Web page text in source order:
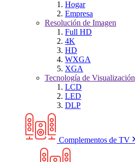
Hogar
Empresa
Resolución de Imagen
Full HD
4K
HD
WXGA
XGA
Tecnología de Visualización
LCD
LED
DLP
Complementos de TV